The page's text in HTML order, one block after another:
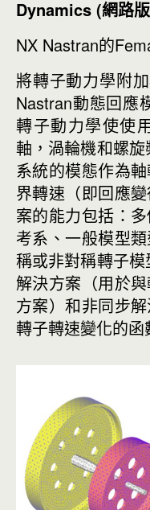
Dynamics (網路
NX Nastran的
將轉子動力學附
Nastran動態回應
轉子動力學使使
軸，渦輪機和螺
系統的模態作為
界轉速（即回應
案的能力包括：
考系、一般模型
稱或非對稱轉子
解決方案（用於
方案）和非同步
轉子轉速變化的函